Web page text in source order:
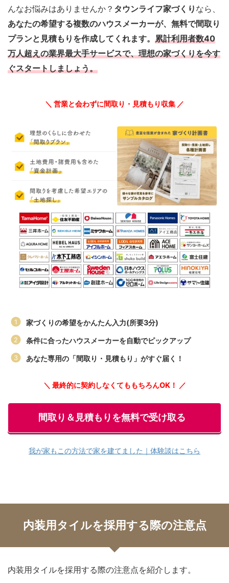
んなお悩みはありませんか？ タウンライフ家づくり なら、
あなたの希望する複数のハウスメーカーが、無料で間取り
プランと見積もりを作成してくれます。 累計利用者数40
万人超えの業界最大手サービスで、理想の家づくりを今す
ぐスタートしましょう。
＼ 営業と会わずに間取り・見積もり収集 ／
家づくりの希望をかんたん入力(所要3分)
条件に合ったハウスメーカーを自動でピックアップ
あなた専用の「間取り・見積もり」がすぐ届く！
＼ 最終的に契約しなくてももちろんOK！ ／
間取り＆見積もりを無料で受け取る
我が家もこの方法で家を建てました｜体験談はこちら
内装用タイルを採用する際の注意点
内装用タイルを採用する際の注意点を紹介します。